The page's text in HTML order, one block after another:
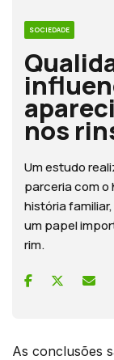
SOCIEDADE
nos
Um estudo
parceria com o
história
um papel
rim.
As conclusões